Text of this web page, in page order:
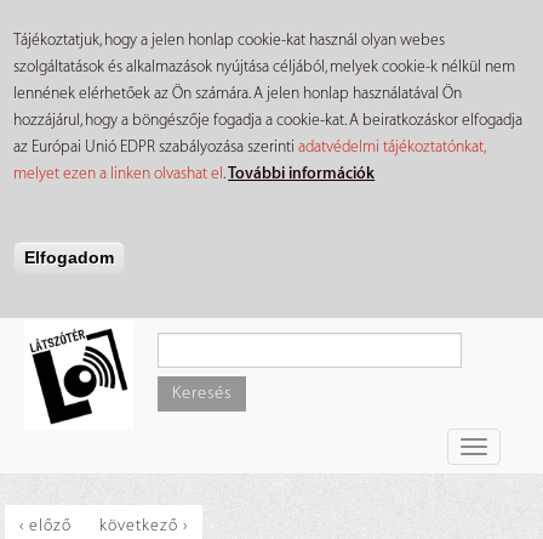
Tájékoztatjuk, hogy a jelen honlap cookie-kat használ olyan webes
szolgáltatások és alkalmazások nyújtása céljából, melyek cookie-k nélkül nem
lennének elérhetőek az Ön számára. A jelen honlap használatával Ön
hozzájárul, hogy a böngészője fogadja a cookie-kat. A beiratkozáskor elfogadja
az Európai Unió EDPR szabályozása szerintiadatvédelmi tájékoztatónkat,
melyet ezen a linken olvashat el.További információk
Elfogadom
tartalomra
Keresés
Toggle
‹ előző következő ›